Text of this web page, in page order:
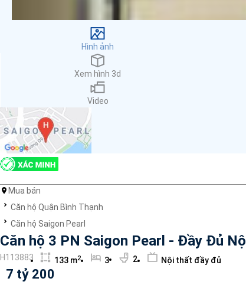
Máy phát hiện khói
Dụng cụ sơ cấp cứu
Hệ thống sưởi ấm nhà
Máy rửa chén
Thang máy
Máy giặt
Internet
Nhu thiết bị
Cho nuôi thú cưng
Ống hút khói điện
Máy lạnh
Lò vi sóng
Hình ảnh
Xem hình 3d
Video
Mua bán
Căn hộ Quận Bình Thạnh
Căn hộ Saigon Pearl
Căn hộ 3 PN Saigon Pearl - Đầy Đủ
H113883 133 m2 3 2 Nội thất đầy đủ
7 tỷ 200